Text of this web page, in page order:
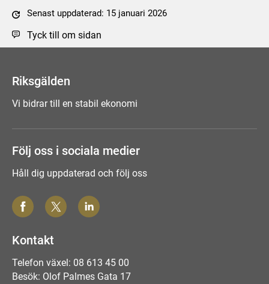
Senast uppdaterad: 15 januari 2026
Tyck till om sidan
Riksgälden
Vi bidrar till en stabil ekonomi
Följ oss i sociala medier
Håll dig uppdaterad och följ oss
Kontakt
Telefon växel: 08 613 45 00
Besök: Olof Palmes Gata 17